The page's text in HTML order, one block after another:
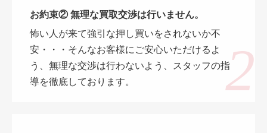
お約束② 無理な買取交渉は行いません。
怖い人が来て強引な押し買いをされないか不
安・・・そんなお客様にご安心いただけるよ
う、無理な交渉は行わないよう、スタッフの指
導を徹底しております。